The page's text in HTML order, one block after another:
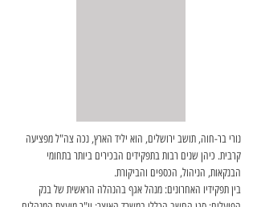
נורי בר-חוה, תושב ירושלים, הוא יליד הארץ, נכה צה"ל מפציעה
קרבית. כיהן שנים רבות בתפקידים הבכירים ביותר בתחומי
הבנקאות, הניהול, הכספים והביקורת.
בין תפקידיו האחרונים: מנהל אגף בהנהלה הראשית של בנק